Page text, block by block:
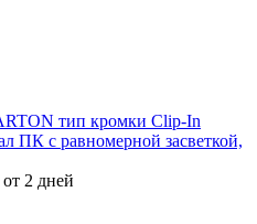
тип кромки Clip-In
ПК с равномерной засветкой,
2 дней